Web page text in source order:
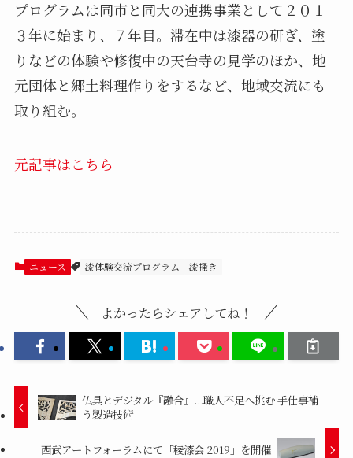
プログラムは同市と同大の連携事業として２０１
３年に始まり、７年目。滞在中は漆器の研ぎ、塗
りなどの体験や修復中の天台寺の見学のほか、地
元団体と郷土料理作りをするなど、地域交流にも
取り組む。
元記事はこちら
ニュース 漆体験交流プログラム 漆掻き
よかったらシェアしてね！
仏具とデジタル『融合』...職人不足へ挑む 手仕事補
う製造技術
西武アートフォーラムにて「稜漆会 2019」を開催